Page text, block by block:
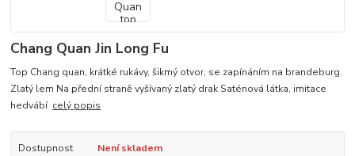
Chang Quan Jin Long Fu
Top Chang quan, krátké rukávy, šikmý otvor, se zapínáním na brandeburg.
Zlatý lem Na přední straně vyšívaný zlatý drak Saténová látka, imitace
hedvábí celý popis
Dostupnost
Není skladem